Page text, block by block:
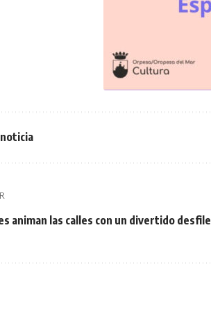
animan las calles con un divertido desfile